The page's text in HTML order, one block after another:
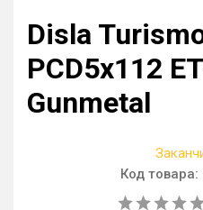
Disla
PCD5x112
Gunmetal
Код товара: